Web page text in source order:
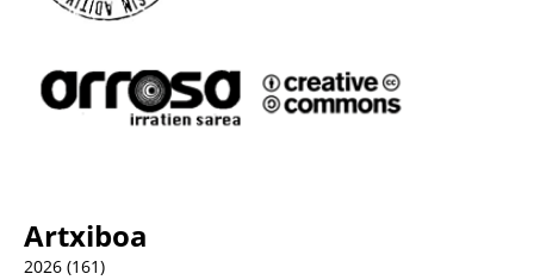
Artxiboa
2026 (161)